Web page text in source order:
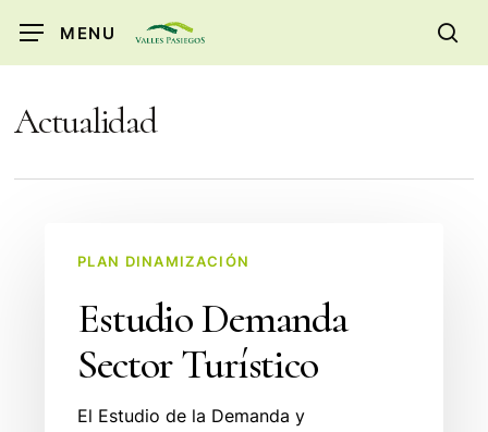
content
MENU
Actualidad
Demanda
Turístico
PLAN DINAMIZACIÓN
Estudio Demanda
Sector Turístico
El Estudio de la Demanda y